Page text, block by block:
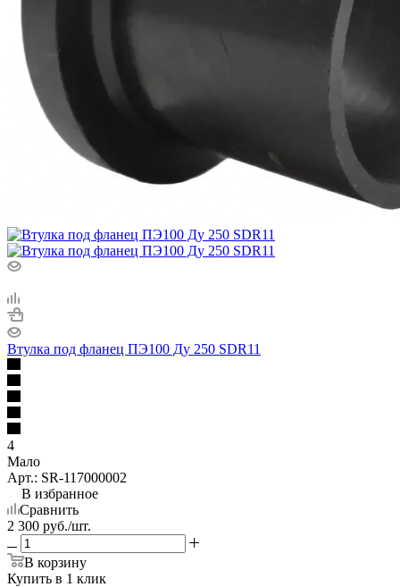
Втулка под фланец ПЭ100 Ду 250 SDR11
4
Мало
Арт.: SR-117000002
В избранное
Сравнить
2 300 руб./шт.
В корзину
Купить в 1 клик